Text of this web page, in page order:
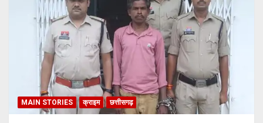
MAIN STORIES क्राइम छत्तीसगढ़